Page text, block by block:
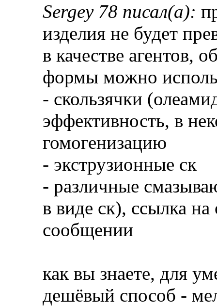
Sergey 78 писал(а):
изделия не будет
в качестве агентов,
формы можно
- скользячки
эффективность, в
гомогенизацию
- экструзионные ск
- различные
в виде ск), ссылка
сообщении
как вы знаете, для
дешёвый способ -